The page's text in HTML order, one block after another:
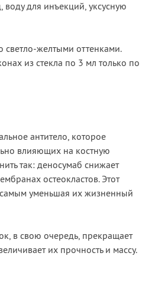
воду для инъекций, уксусную
светло-желтыми оттенками.
из стекла по 3 мл только по
антитело, которое
влияющих на костную
так: деносумаб снижает
остеокластов. Этот
самым уменьшая их жизненный
в свою очередь, прекращает
их прочность и массу.